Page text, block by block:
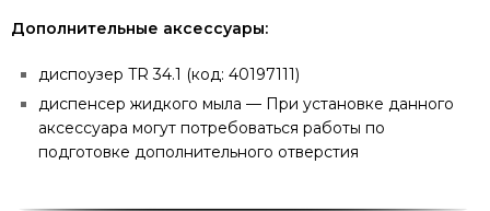
Дополнительные аксессуары:
диспоузер TR 34.1 (код: 40197111)
диспенсер жидкого мыла — При установке данного
аксессуара могут потребоваться работы по
подготовке дополнительного отверстия